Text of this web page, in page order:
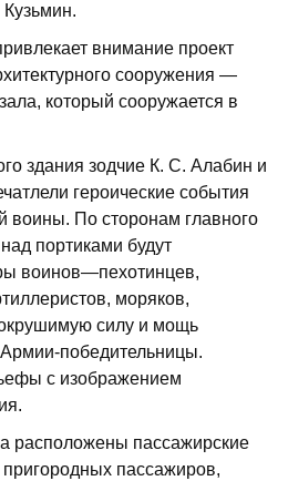
внимание проект
сооружения —
который сооружается в
здания зодчие К. С. Алабин и
героические события
воины. По сторонам главного
портиками будут
воинов—пехотинцев,
моряков,
силу и мощь
победительницы.
с изображением
расположены пассажирские
пассажиров,